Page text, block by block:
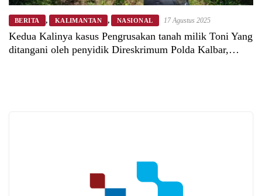
BERITA , KALIMANTAN , NASIONAL 17 Agustus 2025
Kedua Kalinya kasus Pengrusakan tanah milik Toni Yang
ditangani oleh penyidik Direskrimum Polda Kalbar,